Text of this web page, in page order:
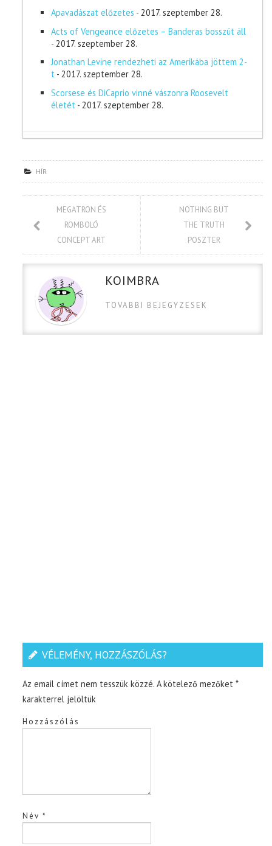
Apavadászat előzetes - 2017. szeptember 28.
Acts of Vengeance előzetes – Banderas bosszút áll
- 2017. szeptember 28.
Jonathan Levine rendezheti az Amerikába jöttem 2-
t - 2017. szeptember 28.
Scorsese és DiCaprio vinné vászonra Roosevelt
életét - 2017. szeptember 28.
HÍR
MEGATRON ÉS
ROMBOLÓ
CONCEPT ART
NOTHING BUT
THE TRUTH
POSZTER
KOIMBRA
TOVABBI BEJEGYZESEK
VÉLEMÉNY, HOZZÁSZÓLÁS?
Az email címet nem tesszük közzé. A kötelező mezőket*
karakterrel jelöltük
Hozzászólás
Név*